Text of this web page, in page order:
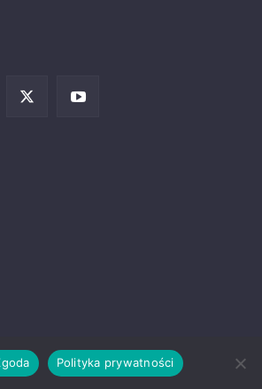
Polityka prywatności